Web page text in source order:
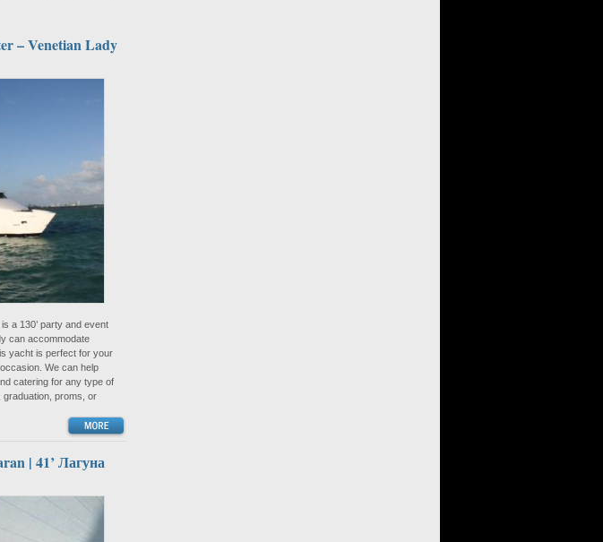
– Venetian Lady
a 130’ party and event
can accommodate
yacht is perfect for your
We can help
catering for any type of
graduation, proms, or
| 41’ Лагуна